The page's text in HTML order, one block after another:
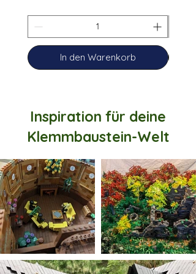
In den Warenkorb
Inspiration für deine
Klemmbaustein-Welt